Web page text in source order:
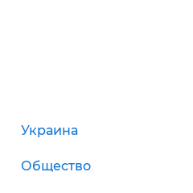
Украина
Общество